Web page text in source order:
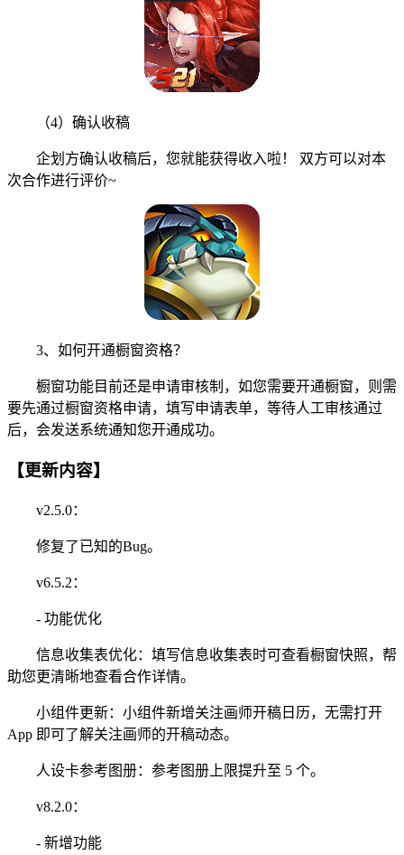
（4）确认收稿
企划方确认收稿后，您就能获得收入啦！ 双方可以对本
次合作进行评价~
3、如何开通橱窗资格？
橱窗功能目前还是申请审核制，如您需要开通橱窗，则需
要先通过橱窗资格申请，填写申请表单，等待人工审核通过
后，会发送系统通知您开通成功。
【更新内容】
v2.5.0：
修复了已知的Bug。
v6.5.2：
- 功能优化
信息收集表优化：填写信息收集表时可查看橱窗快照，帮
助您更清晰地查看合作详情。
小组件更新：小组件新增关注画师开稿日历，无需打开
App 即可了解关注画师的开稿动态。
人设卡参考图册：参考图册上限提升至 5 个。
v8.2.0：
- 新增功能